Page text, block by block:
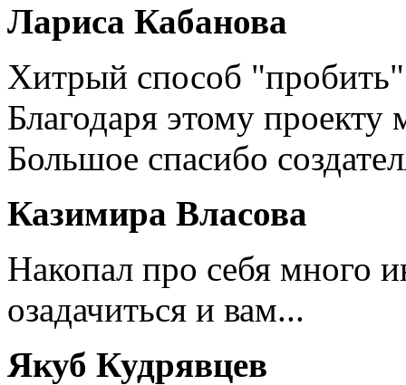
Лариса Кабанова
Хитрый способ
Благодаря этому
Большое спасибо
Казимира Власова
Накопал про себя много
озадачиться и вам...
Якуб Кудрявцев